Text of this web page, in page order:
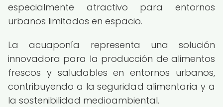
especialmente atractivo para entornos
urbanos limitados en espacio.
La acuaponía representa una solución
innovadora para la producción de alimentos
frescos y saludables en entornos urbanos,
contribuyendo a la seguridad alimentaria y a
la sostenibilidad medioambiental.